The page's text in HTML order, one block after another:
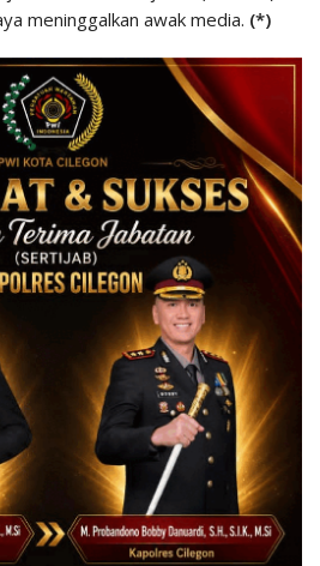
meninggalkan awak media. (*)